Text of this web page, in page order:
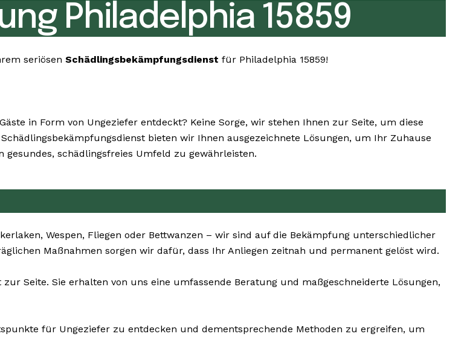
Philadelphia 15859
seriösen Schädlingsbekämpfungsdienst für Philadelphia 15859!
in Form von Ungeziefer entdeckt? Keine Sorge, wir stehen Ihnen zur Seite, um diese
bieten wir Ihnen ausgezeichnete Lösungen, um Ihr Zuhause
schädlingsfreies Umfeld zu gewährleisten.
Wespen, Fliegen oder Bettwanzen – wir sind auf die Bekämpfung unterschiedlicher
Maßnahmen sorgen wir dafür, dass Ihr Anliegen zeitnah und permanent gelöst wird.
Seite. Sie erhalten von uns eine umfassende Beratung und maßgeschneiderte Lösungen,
für Ungeziefer zu entdecken und dementsprechende Methoden zu ergreifen, um